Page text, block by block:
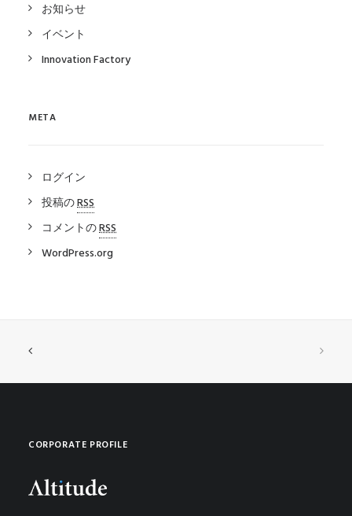
お知らせ
イベント
Innovation Factory
META
ログイン
投稿のRSS
コメントのRSS
WordPress.org
CORPORATE PROFILE